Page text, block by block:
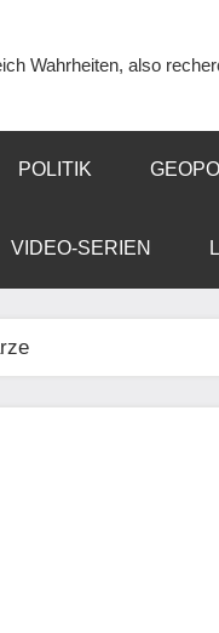
Wahrheiten, also
POLITIK
VIDEO-SERIEN